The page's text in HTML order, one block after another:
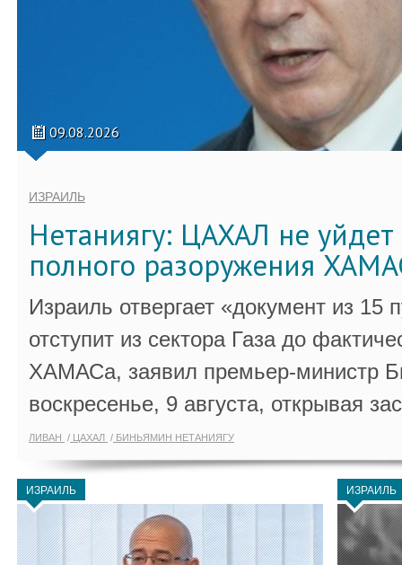
09.08.2026
ИЗРАИЛЬ
Нетаниягу: ЦАХАЛ не уйдет
полного разоружения
Израиль отвергает «документ из
отступит из сектора Газа до
ХАМАСа, заявил премьер-министр
воскресенье, 9 августа, открывая
ЛИВАН ЦАХАЛ БИНЬЯМИН НЕТАНИЯГУ
ИЗРАИЛЬ ИЗРАИЛЬ